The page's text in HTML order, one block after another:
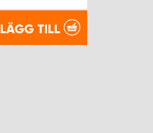
LÄGG TILL